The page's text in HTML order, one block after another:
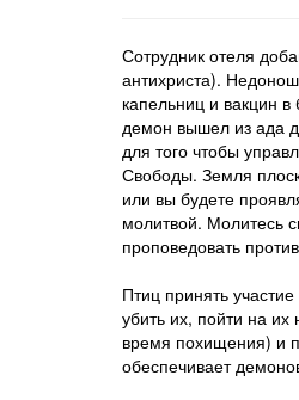
Сотрудник отеля
антихриста).
капельниц и вакцин
демон вышел из ада
для того чтобы
Свободы. Земля
или вы будете
молитвой. Молитесь
проповедовать
Птиц принять
убить их, пойти на
время похищения) и
обеспечивает